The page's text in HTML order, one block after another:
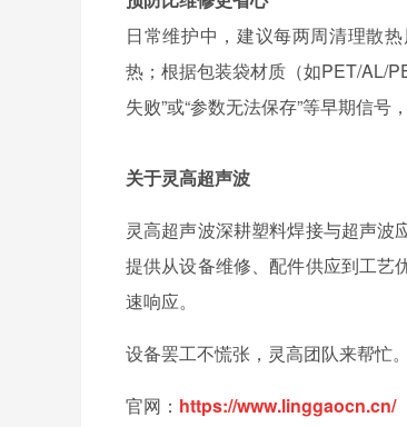
日常维护中，建议每两周清理散
热；根据包装袋材质（如PET/AL/
失败”或“参数无法保存”等早期信号
关于灵高超声波
灵高超声波深耕塑料焊接与超声波
提供从设备维修、配件供应到工艺
速响应。
设备罢工不慌张，灵高团队来帮忙。
官网： https://www.linggaocn.cn/